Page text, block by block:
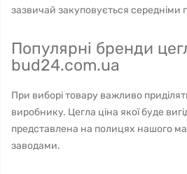
зазвичай закуповується середніми
Популярні бренди
bud24.com.ua
При виборі товару важливо
виробнику. Цегла ціна якої буде
представлена ​​на полицях нашого
заводами.